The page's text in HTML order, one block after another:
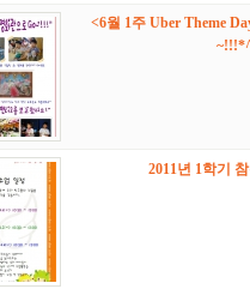
<6월 1주 Uber Theme
2011년 1학기